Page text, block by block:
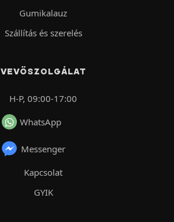
Gumikalauz
Szállítás és szerelés
VEVŐSZOLGÁLAT
H-P, 09:00-17:00
WhatsApp
Messenger
Kapcsolat
GYIK